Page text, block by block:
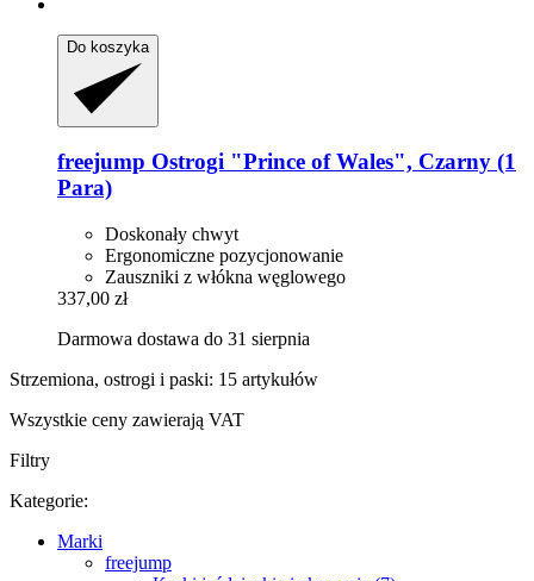
Do koszyka
freejump Ostrogi "Prince of Wales", Czarny (1
Para)
Doskonały chwyt
Ergonomiczne pozycjonowanie
Zauszniki z włókna węglowego
337,00 zł
Darmowa dostawa do 31 sierpnia
Strzemiona, ostrogi i paski: 15 artykułów
Wszystkie ceny zawierają VAT
Filtry
Kategorie:
Marki
freejump